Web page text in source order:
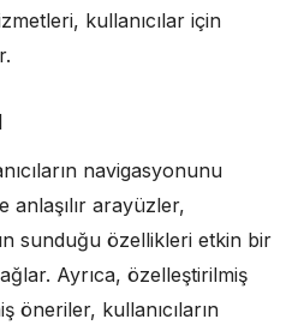
kullanıcılar için
navigasyonunu
anlaşılır arayüzler,
sunduğu özellikleri etkin bir
Ayrıca, özelleştirilmiş
öneriler, kullanıcıların